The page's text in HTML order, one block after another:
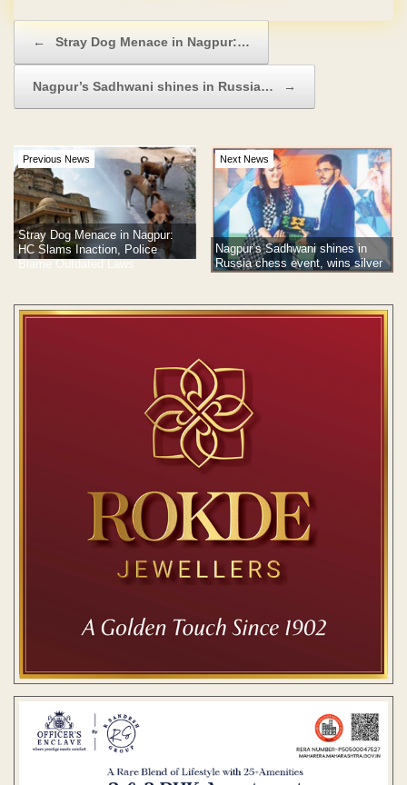
← Stray Dog Menace in Nagpur:…
Nagpur’s Sadhwani shines in Russia… →
Previous News
Stray Dog Menace in Nagpur:
HC Slams Inaction, Police
Blame Outdated Laws
Next News
Nagpur’s Sadhwani shines in
Russia chess event, wins silver